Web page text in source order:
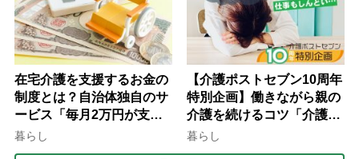
在宅介護を支援するお金の
制度とは？自治体独自のサ
ービス「毎月2万円が支給
される」ケースも【FP解
暮らし
【介護ポストセブン10周年
特別企画】働きながら親の
介護を続けるコツ「介護は
10年以上続くことも…3つ
暮らし